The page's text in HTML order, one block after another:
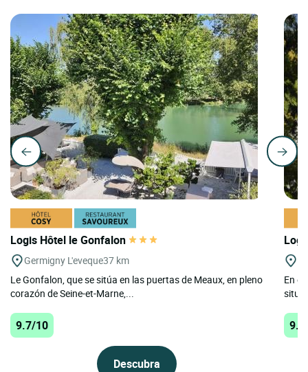
Logis Hôtel le Gonfalon
Germigny L'eveque37 km
Le Gonfalon, que se sitúa en las puertas de Meaux, en pleno
corazón de Seine-et-Marne,...
9.7/10
Descubra
En